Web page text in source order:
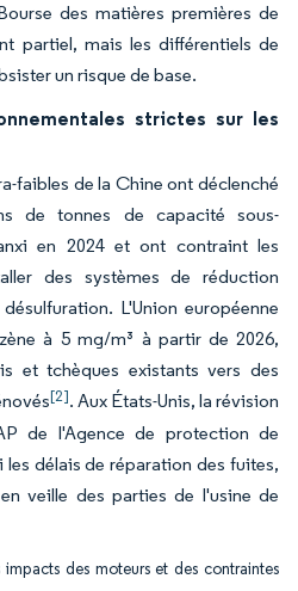
des matières premières de
partiel, mais les différentiels de
un risque de base.
strictes sur les
faibles de la Chine ont déclenché
de tonnes de capacité sous-
en 2024 et ont contraint les
des systèmes de réduction
L'Union européenne
à 5 mg/m³ à partir de 2026,
et tchèques existants vers des
[2]. Aux États-Unis, la révision
de l'Agence de protection de
délais de réparation des fuites,
veille des parties de l'usine de
des moteurs et des contraintes